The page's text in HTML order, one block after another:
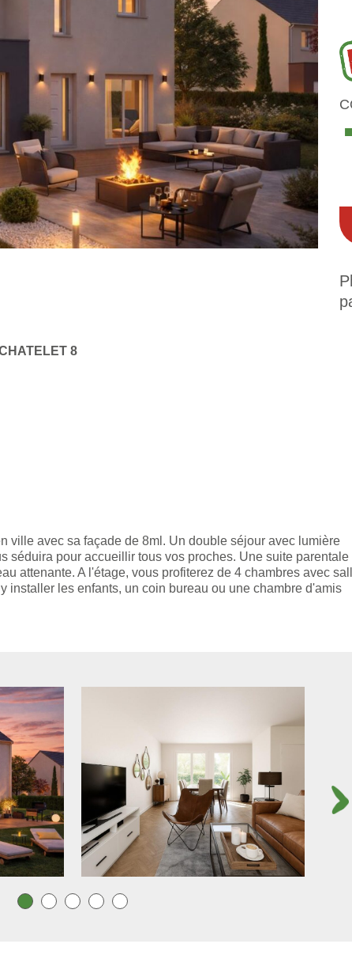
8
ville avec sa façade de 8ml. Un double séjour avec lumière
séduira pour accueillir tous vos proches. Une suite parentale
attenante. A l'étage, vous profiterez de 4 chambres avec
installer les enfants, un coin bureau ou une chambre d'amis